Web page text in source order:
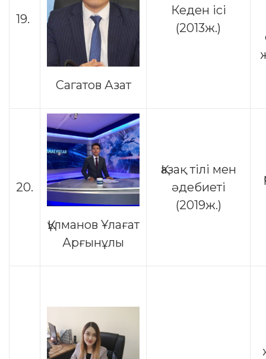
19.
Сагатов Азат
Кеден ісі
(2013ж.)
20.
Құлманов Ұлағат
Арғынұлы
Қазақ тілі мен
әдебиеті
(2019ж.)